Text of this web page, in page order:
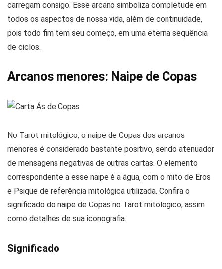
carregam consigo. Esse arcano simboliza completude em
todos os aspectos de nossa vida, além de continuidade,
pois todo fim tem seu começo, em uma eterna sequência
de ciclos.
Arcanos menores: Naipe de Copas
No Tarot mitológico, o naipe de Copas dos arcanos
menores é considerado bastante positivo, sendo atenuador
de mensagens negativas de outras cartas. O elemento
correspondente a esse naipe é a água, com o mito de Eros
e Psique de referência mitológica utilizada. Confira o
significado do naipe de Copas no Tarot mitológico, assim
como detalhes de sua iconografia.
Significado